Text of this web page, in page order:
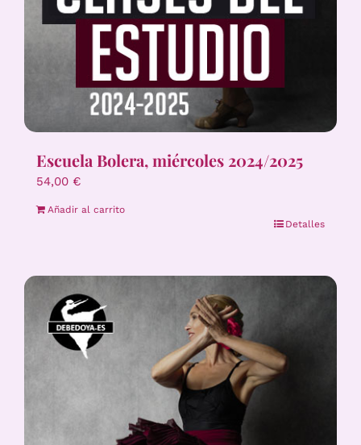
Escuela Bolera, miércoles 2024/2025
54,00 €
Añadir al carrito
Detalles